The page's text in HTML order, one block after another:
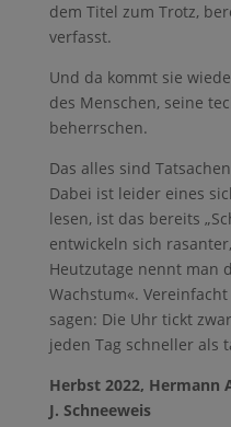
dem Titel zum Trotz,
verfasst.
Und da kommt sie
des Menschen, seine
beherrschen.
Das alles sind
Dabei ist leider eines
lesen, ist das bereits
entwickeln sich
Heutzutage nennt man
Wachstum«.
sagen: Die Uhr tickt
jeden Tag schneller als
Herbst 2022, Hermann
J. Schneeweis